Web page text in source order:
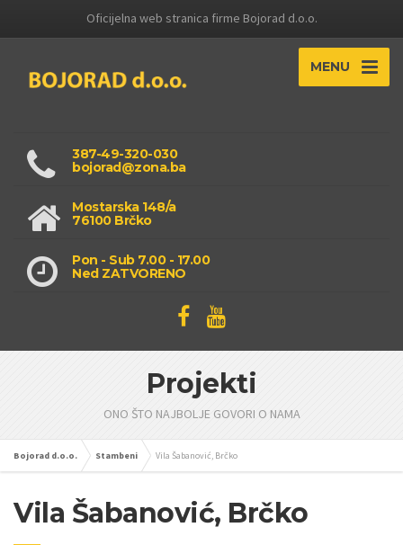
Oficijelna web stranica firme Bojorad d.o.o.
MENU
387-49-320-030
bojorad@zona.ba
Mostarska 148/a
76100 Brčko
Pon - Sub 7.00 - 17.00
Ned ZATVORENO
Projekti
ONO ŠTO NAJBOLJE GOVORI O NAMA
Bojorad d.o.o. Stambeni Vila Šabanović, Brčko
Vila Šabanović, Brčko